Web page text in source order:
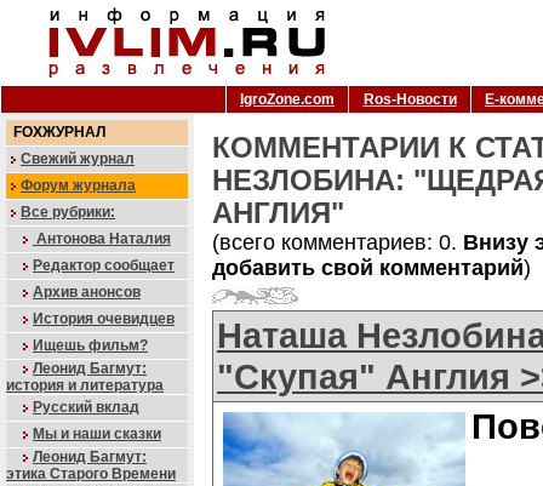
IgroZone.com Ros-Новости
Е-
FOXЖУРНАЛ
Свежий журнал
Форум журнала
Все рубрики:
Антонова Наталия
Редактор сообщает
Архив анонсов
История очевидцев
Ищешь фильм?
Леонид Багмут:
история и литература
Русский вклад
Мы и наши сказки
Леонид Багмут:
этика Старого Времени
КОММЕНТАРИИ К
НЕЗЛОБИНА:
АНГЛИЯ"
(всего комментариев: 0. Внизу
добавить свой комментарий)
Наташа
"Скупая" Англия